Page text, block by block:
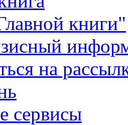
книги"
на
сервисы